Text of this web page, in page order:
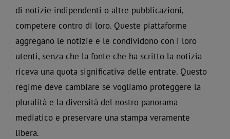
di notizie indipendenti o altre pubblicazioni,
competere contro di loro. Queste piattaforme
aggregano le notizie e le condividono con i loro
utenti, senza che la fonte che ha scritto la notizia
riceva una quota significativa delle entrate. Questo
regime deve cambiare se vogliamo proteggere la
pluralità e la diversità del nostro panorama
mediatico e preservare una stampa veramente
libera.